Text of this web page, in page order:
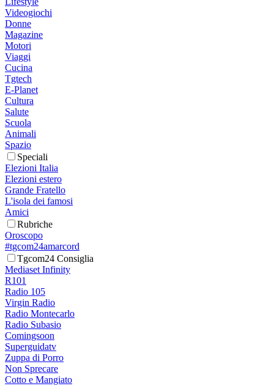
Videogiochi
Donne
Magazine
Motori
Viaggi
Cucina
Tgtech
E-Planet
Cultura
Salute
Scuola
Animali
Spazio
Speciali
Elezioni Italia
Elezioni estero
Grande Fratello
L'isola dei famosi
Amici
Rubriche
Oroscopo
#tgcom24amarcord
Tgcom24 Consiglia
Mediaset Infinity
R101
Radio 105
Virgin Radio
Radio Montecarlo
Radio Subasio
Comingsoon
Superguidatv
Zuppa di Porro
Non Sprecare
Cotto e Mangiato